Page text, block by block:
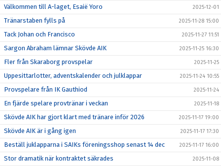
Välkommen till A-laget, Esaië Yoro 2025-12-01
Tränarstaben fylls på 2025-11-28 15:00
Tack Johan och Francisco 2025-11-27 11:51
Sargon Abraham lämnar Skövde AIK 2025-11-25 16:30
Fler från Skaraborg provspelar 2025-11-25
Uppesittarlotter, adventskalender och julklappar 2025-11-24 10:55
Provspelare från IK Gauthiod 2025-11-24
En fjärde spelare provtränar i veckan 2025-11-18
Skövde AIK har gjort klart med tränare inför 2026 2025-11-17 19:00
Skövde AIK är i gång igen 2025-11-17 17:30
Beställ juklapparna i SAIKs föreningsshop senast 14 dec 2025-11-17 16:00
Stor dramatik när kontraktet säkrades 2025-11-08